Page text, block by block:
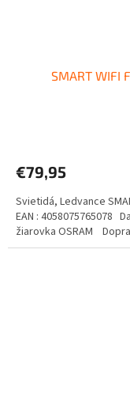
SMART WIFI
€79,95
Svietidá, Ledvance
EAN : 4058075765078
žiarovka OSRAM